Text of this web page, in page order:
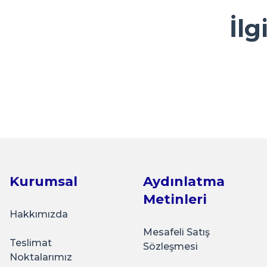
Tohum Saklamak için çok güzel
İyi memnunum
Sarkap
Kurumsal
Hakkımızda
Teslimat
Noktalarımız
Aydınlatma
Metinleri
Mesafeli Satış
Sözleşmesi